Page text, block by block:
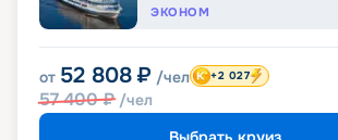
ЭКОНОМ
от 52 808 ₽ /чел
57 400₽ /чел
+2 027